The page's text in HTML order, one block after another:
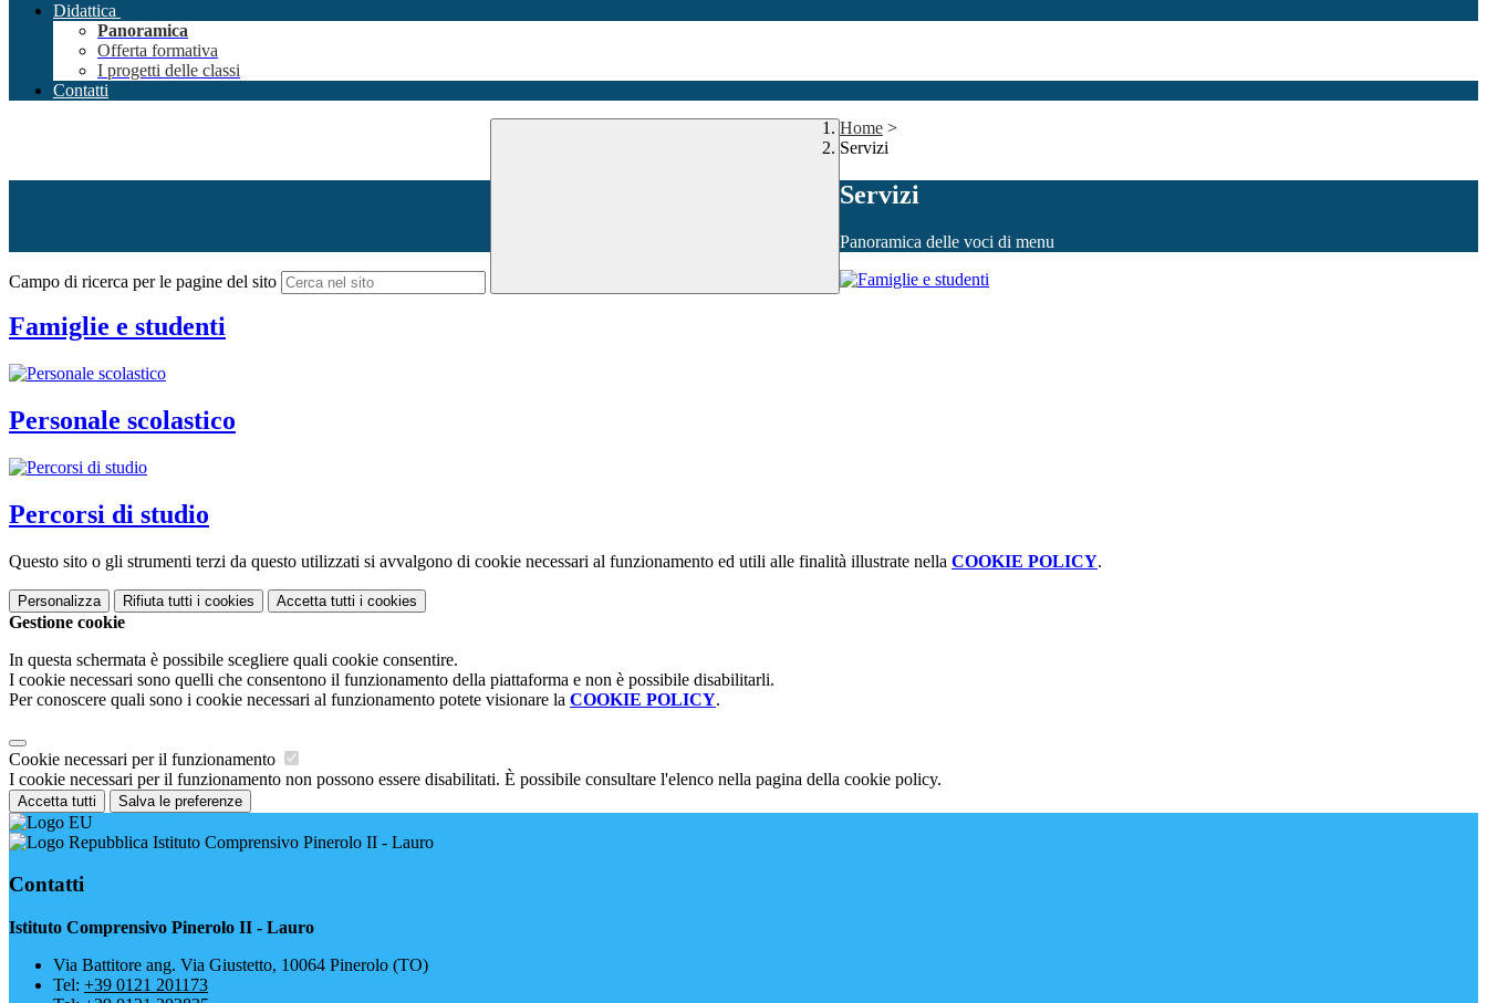
Didattica
Panoramica
Offerta formativa
I progetti delle classi
Contatti
Campo di ricerca per le pagine del sito
Home >
Servizi
Servizi
Panoramica delle voci di menu
Famiglie e studenti
Personale scolastico
Percorsi di studio
Questo sito o gli strumenti terzi da questo utilizzati si avvalgono di cookie necessari al funzionamento ed utili alle finalità illustrate nella COOKIE POLICY.
Personalizza Rifiuta tutti i cookies Accetta tutti i cookies
Gestione cookie
In questa schermata è possibile scegliere quali cookie consentire.
I cookie necessari sono quelli che consentono il funzionamento della piattaforma e non è possibile disabilitarli.
Per conoscere quali sono i cookie necessari al funzionamento potete visionare la COOKIE POLICY.
Cookie necessari per il funzionamento
I cookie necessari per il funzionamento non possono essere disabilitati. È possibile consultare l'elenco nella pagina della cookie policy.
Accetta tutti Salva le preferenze
Istituto Comprensivo Pinerolo II - Lauro
Contatti
Istituto Comprensivo Pinerolo II - Lauro
Via Battitore ang. Via Giustetto, 10064 Pinerolo (TO)
Tel: +39 0121 201173